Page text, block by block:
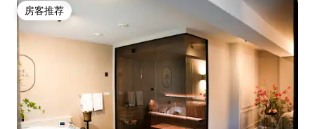
房客推荐
房客推荐